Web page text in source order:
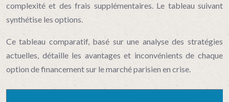
complexité et des frais supplémentaires. Le tableau suivant
synthétise les options.
Ce tableau comparatif, basé sur une analyse des stratégies
actuelles, détaille les avantages et inconvénients de chaque
option de financement sur le marché parisien en crise.